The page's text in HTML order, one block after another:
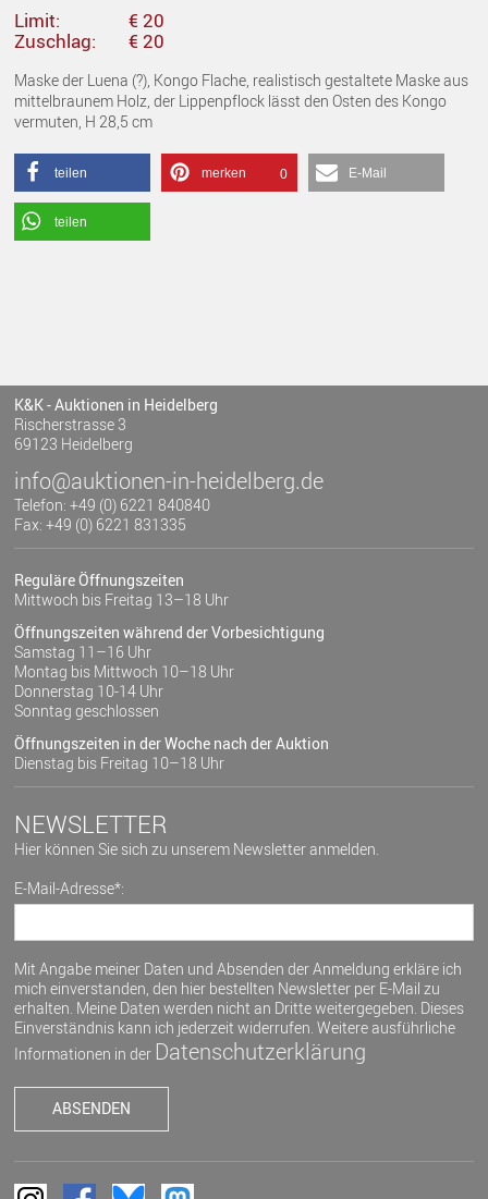
Limit:
€ 20
Zuschlag:
€ 20
Maske der Luena (?), Kongo Flache, realistisch gestaltete Maske aus
mittelbraunem Holz, der Lippenpflock lässt den Osten des Kongo
vermuten, H 28,5 cm
teilen merken 0 E-Mail
teilen
K&K - Auktionen in Heidelberg
Rischerstrasse 3
69123 Heidelberg
info@auktionen-in-heidelberg.de
Telefon: +49 (0) 6221 840840
Fax: +49 (0) 6221 831335
Reguläre Öffnungszeiten
Mittwoch bis Freitag 13–18 Uhr
Öffnungszeiten während der Vorbesichtigung
Samstag 11–16 Uhr
Montag bis Mittwoch 10–18 Uhr
Donnerstag 10-14 Uhr
Sonntag geschlossen
Öffnungszeiten in der Woche nach der Auktion
Dienstag bis Freitag 10–18 Uhr
NEWSLETTER
Hier können Sie sich zu unserem Newsletter anmelden.
E-Mail-Adresse*:
Mit Angabe meiner Daten und Absenden der Anmeldung erkläre ich
mich einverstanden, den hier bestellten Newsletter per E-Mail zu
erhalten. Meine Daten werden nicht an Dritte weitergegeben. Dieses
Einverständnis kann ich jederzeit widerrufen. Weitere ausführliche
Informationen in der Datenschutzerklärung